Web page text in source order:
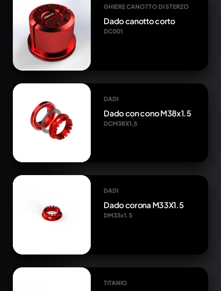
GHIERE CANOTTO DI STERZO
Dado canotto corto
DC001
DADI
Dado con cono M38x1.5
DCM38X1,5
DADI
Dado corona M33X1.5
DM33x1.5
TITANIO